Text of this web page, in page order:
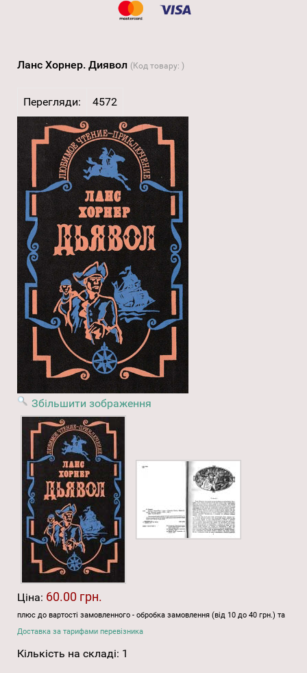
Ланс Хорнер. Диявол (Код товару: )
Перегляди: 4572
Збільшити зображення
Ціна: 60.00 грн.
плюс до вартості замовленного - обробка замовлення (від 10 до 40 грн.) та
Доставка за тарифами перевізника
Кількість на складі: 1